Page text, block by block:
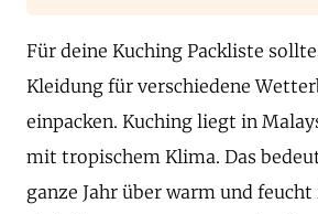
Für deine Kuching Packliste
Kleidung für verschiedene
einpacken. Kuching liegt in
mit tropischem Klima. Das
ganze Jahr über warm und